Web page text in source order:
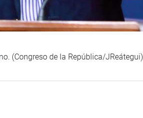
(Congreso de la República/JReátegui)